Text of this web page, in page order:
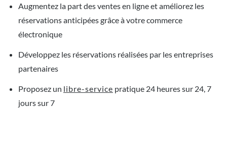
Augmentez la part des ventes en ligne et améliorez les
réservations anticipées grâce à votre commerce
électronique
Développez les réservations réalisées par les entreprises
partenaires
Proposez un libre-service pratique 24 heures sur 24, 7
jours sur 7